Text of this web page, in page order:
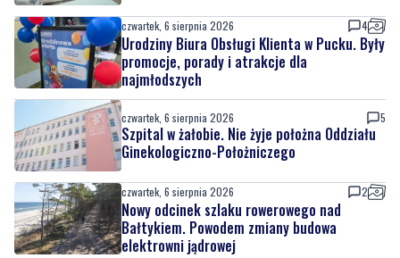
czwartek, 6 sierpnia 2026 4
Urodziny Biura Obsługi Klienta w Pucku. Były
promocje, porady i atrakcje dla
najmłodszych
czwartek, 6 sierpnia 2026 5
Szpital w żałobie. Nie żyje położna Oddziału
Ginekologiczno-Położniczego
czwartek, 6 sierpnia 2026 2
Nowy odcinek szlaku rowerowego nad
Bałtykiem. Powodem zmiany budowa
elektrowni jądrowej